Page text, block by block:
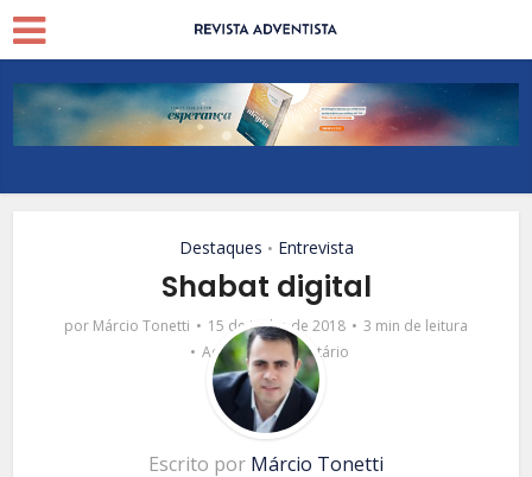
Destaques • Entrevista
Shabat digital
por Márcio Tonetti 15 de junho de 2018
3 min de leitura
Adicionar comentário
Escrito por Márcio Tonetti